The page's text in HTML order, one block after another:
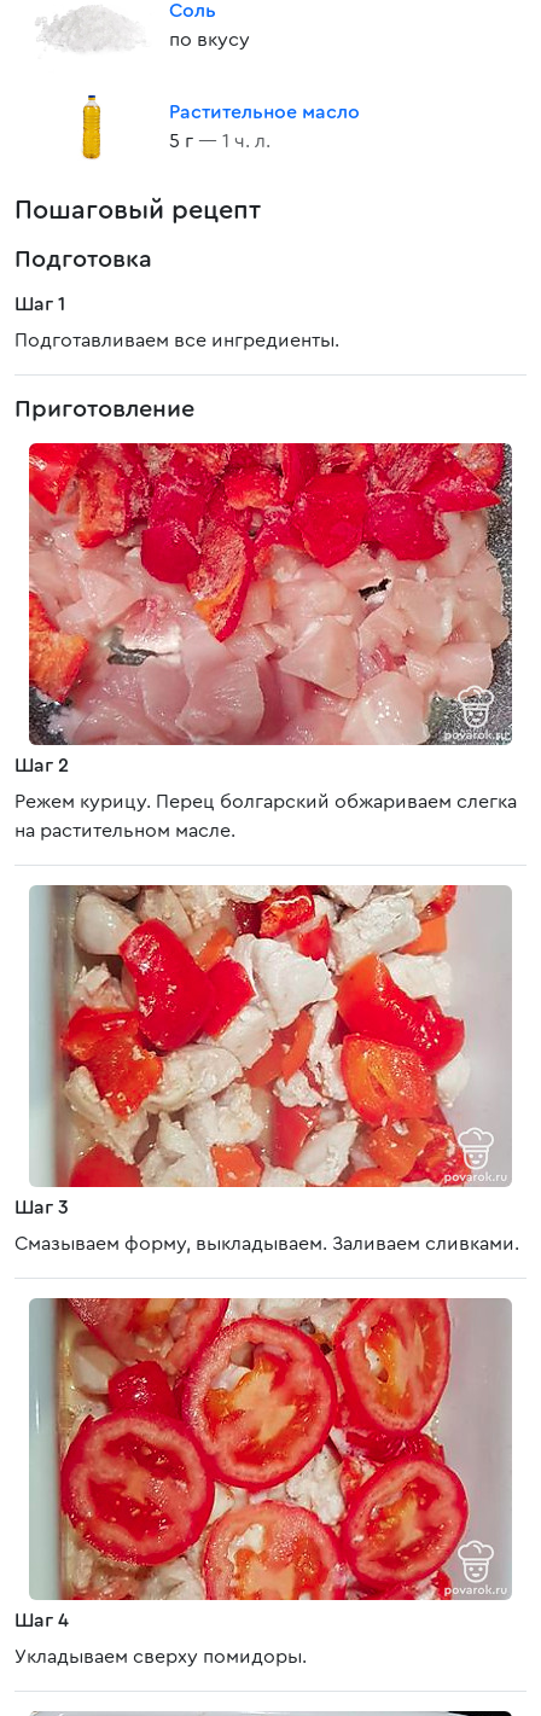
Соль
по вкусу
Растительное масло
5 г — 1 ч. л.
Пошаговый рецепт
Подготовка
Шаг 1
Подготавливаем все ингредиенты.
Приготовление
Шаг 2
Режем курицу. Перец болгарский обжариваем слегка
на растительном масле.
Шаг 3
Смазываем форму, выкладываем. Заливаем сливками.
Шаг 4
Укладываем сверху помидоры.